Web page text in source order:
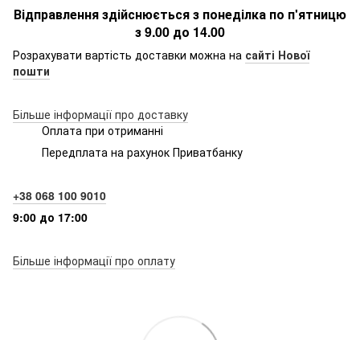
Відправлення здійснюється з понеділка по п'ятницю
з 9.00 до 14.00
Розрахувати вартість доставки можна на сайті Нової
пошти
Більше інформації про доставку
Оплата при отриманні
Передплата на рахунок Приватбанку
+38 068 100 9010
9:00 до 17:00
Більше інформації про оплату